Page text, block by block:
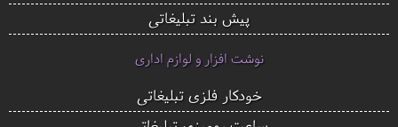
پیش بند تبلیغاتی
نوشت افزار و لوازم اداری
خودکار فلزی تبلیغاتی